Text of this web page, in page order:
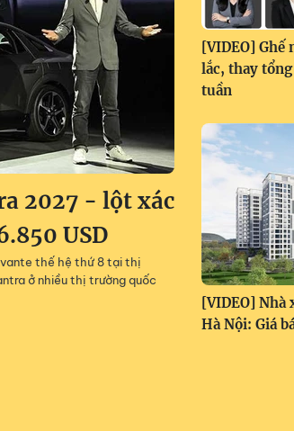
2027 - lột xác
USD
thế hệ thứ 8 tại thị
ở nhiều thị trường quốc
[VIDEO]
lắc, thay
tuần
[VIDEO] Nhà
Hà Nội: Giá